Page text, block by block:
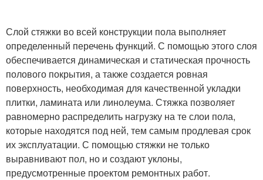
Слой стяжки во всей конструкции пола выполняет
определенный перечень функций. С помощью этого слоя
обеспечивается динамическая и статическая прочность
полового покрытия, а также создается ровная
поверхность, необходимая для качественной укладки
плитки, ламината или линолеума. Стяжка позволяет
равномерно распределить нагрузку на те слои пола,
которые находятся под ней, тем самым продлевая срок
их эксплуатации. С помощью стяжки не только
выравнивают пол, но и создают уклоны,
предусмотренные проектом ремонтных работ.